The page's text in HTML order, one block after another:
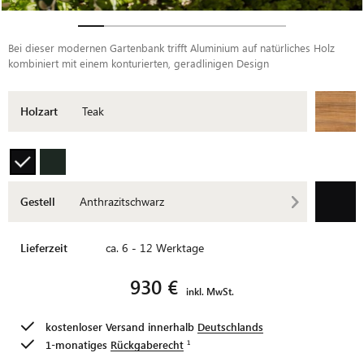
Bei dieser modernen Gartenbank trifft Aluminium auf natürliches Holz
kombiniert mit einem konturierten, geradlinigen Design
Holzart Teak
Gestell Anthrazitschwarz
Lieferzeit ca. 6 - 12 Werktage
930 € inkl. MwSt.
kostenloser Versand innerhalb Deutschlands
1-monatiges Rückgaberecht